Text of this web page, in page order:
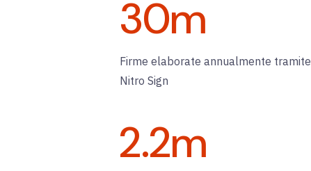
30m
Firme elaborate annualmente tramite
Nitro Sign
2.2m